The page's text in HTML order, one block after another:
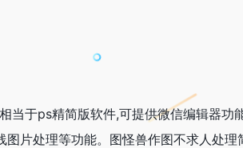
当于ps精简版软件,可提供微信编辑器功
片处理等功能。图怪兽作图不求人处理